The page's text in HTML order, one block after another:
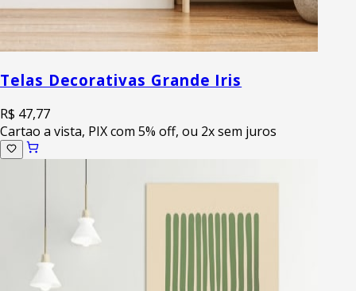
Telas Decorativas Grande Iris
R$ 47,77
Cartao a vista, PIX com 5% off, ou 2x sem juros